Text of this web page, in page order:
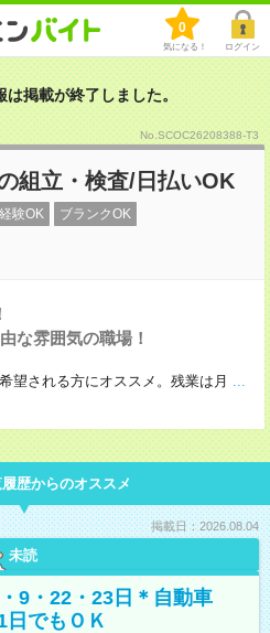
0
気になる！ ログイン
掲載が終了しました。
No.SCOC26208388-T3
組立・検査/日払いOK
験OK ブランクOK
な雰囲気の職場！
される方にオススメ。残業は月 ...
歴からのオススメ
掲載日：2026.08.04
未読
9・22・23日＊自動車
日でもＯＫ